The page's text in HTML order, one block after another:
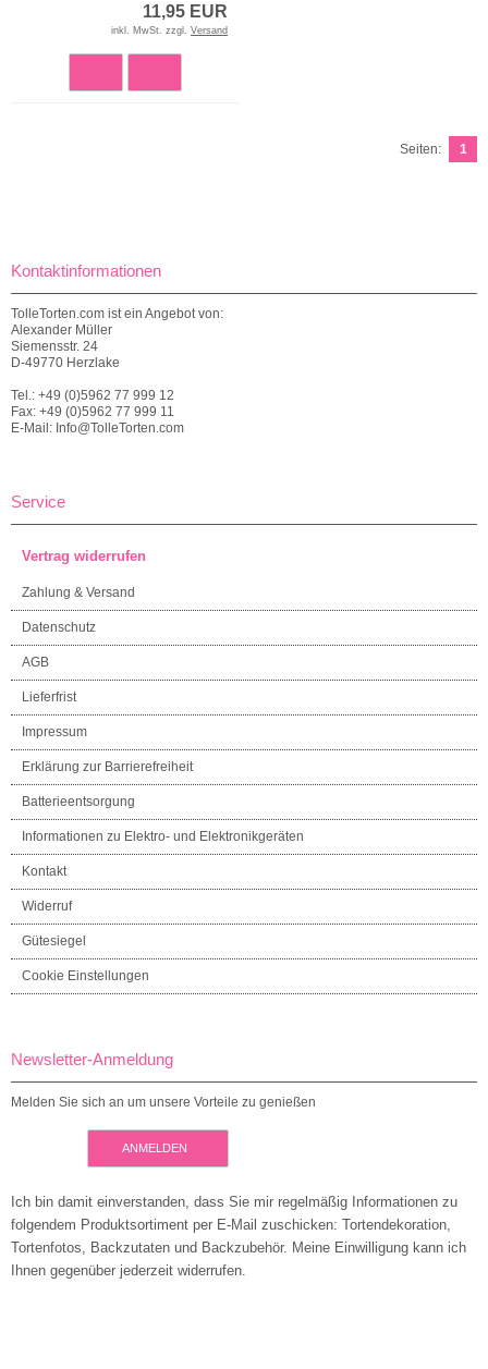
11,95 EUR
inkl. MwSt. zzgl. Versand
Seiten: 1
Kontaktinformationen
TolleTorten.com ist ein Angebot von:
Alexander Müller
Siemensstr. 24
D-49770 Herzlake
Tel.: +49 (0)5962 77 999 12
Fax: +49 (0)5962 77 999 11
E-Mail: Info@TolleTorten.com
Service
Vertrag widerrufen
Zahlung & Versand
Datenschutz
AGB
Lieferfrist
Impressum
Erklärung zur Barrierefreiheit
Batterieentsorgung
Informationen zu Elektro- und Elektronikgeräten
Kontakt
Widerruf
Gütesiegel
Cookie Einstellungen
Newsletter-Anmeldung
Melden Sie sich an um unsere Vorteile zu genießen
ANMELDEN
Ich bin damit einverstanden, dass Sie mir regelmäßig Informationen zu
folgendem Produktsortiment per E-Mail zuschicken: Tortendekoration,
Tortenfotos, Backzutaten und Backzubehör. Meine Einwilligung kann ich
Ihnen gegenüber jederzeit widerrufen.